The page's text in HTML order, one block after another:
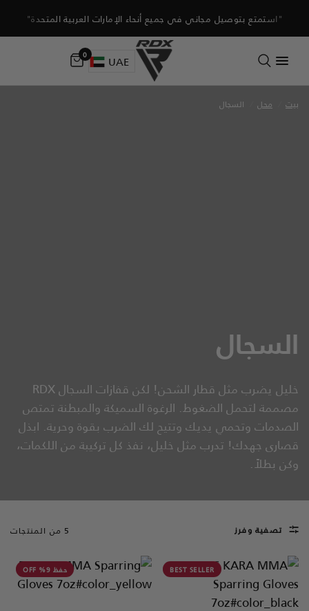
"استمتع بتوصيل مجاني في جميع أنحاء الإمارات العربية المتحدة"
UAE
0
بيت محل السجال
السجال
خليل يضرب مثل قطار الشحن! لكن قفازات السجالRDX
مصممة لتحمل الضغوط. الرغوة السميكة والمبطنة تمتص
الصدمات وتحمي يديك وتتيح لك الضرب بقوة وحرية. ابذل
قصارى جهدك! تدرب مثل خليل، نفذ كل تركيبة من اللكمات،
وكن بطلاً.
تصفية وفرز 5 من المنتجات
BEST SELLER حفظ 9% OFF